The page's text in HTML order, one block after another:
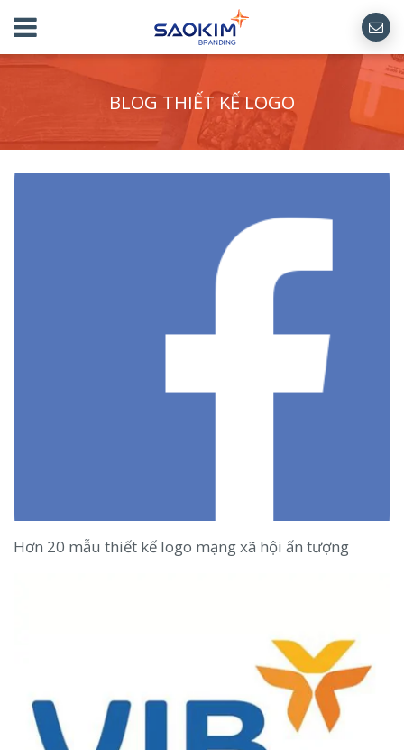
BLOG THIẾT KẾ LOGO
Hơn 20 mẫu thiết kế logo mạng xã hội ấn tượng